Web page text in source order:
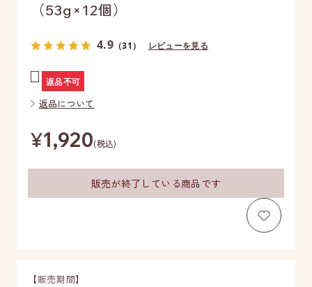
（53g×12個）
4.9 （31） レビューを見る
返品不可
返品について
¥1,920(税込)
販売が終了している商品です
【販売期間】